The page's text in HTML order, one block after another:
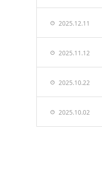
2025.12.11
2025.11.12
2025.10.22
2025.10.02